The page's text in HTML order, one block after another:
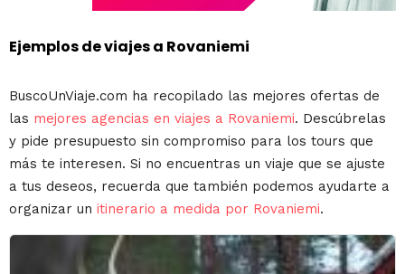
Ejemplos de viajes a Rovaniemi
BuscoUnViaje.com ha recopilado las mejores ofertas de
las mejores agencias en viajes a Rovaniemi. Descúbrelas
y pide presupuesto sin compromiso para los tours que
más te interesen. Si no encuentras un viaje que se ajuste
a tus deseos, recuerda que también podemos ayudarte a
organizar un itinerario a medida por Rovaniemi.